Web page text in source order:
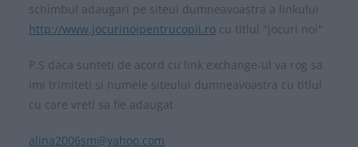
schimbul adaugari pe siteul dumneavoastra a linkului
http://www.jocurinoipentrucopii.ro cu titlul "jocuri noi"
P.S daca sunteti de acord cu link exchange-ul va rog sa
imi trimiteti si numele siteului dumneavoastra cu titlul
cu care vreti sa fie adaugat
alina2006sm@yahoo.com